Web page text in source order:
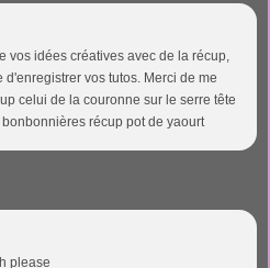
vos idées créatives avec de la récup,
vos tutos. Merci de me
celui de la couronne sur le serre tête
récup pot de yaourt
please